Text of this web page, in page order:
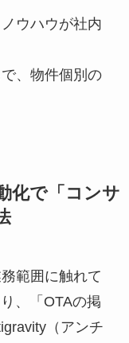
ウハウが社内
、物件個別の
化で「コンサ
範囲に触れて
、「OTAの掲
（アンチ